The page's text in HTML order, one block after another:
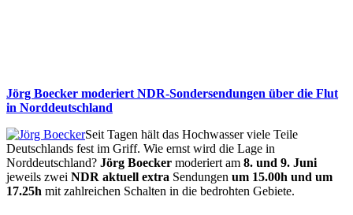
Jörg Boecker moderiert NDR-Sondersendungen über die Flut
in Norddeutschland
Seit Tagen hält das Hochwasser viele Teile
Deutschlands fest im Griff. Wie ernst wird die Lage in
Norddeutschland? Jörg Boecker moderiert am 8. und 9. Juni
jeweils zwei NDR aktuell extra Sendungen um 15.00h und um
17.25h mit zahlreichen Schalten in die bedrohten Gebiete.